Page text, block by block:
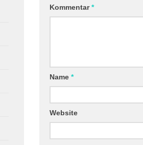
Kommentar*
Name *
Website